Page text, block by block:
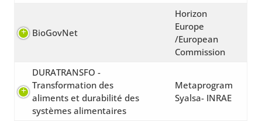
BioGovNet
Horizon
Europe
/European
Commission
DURATRANSFO -
Transformation des
aliments et durabilité des
systèmes alimentaires
Metaprogram
Syalsa- INRAE